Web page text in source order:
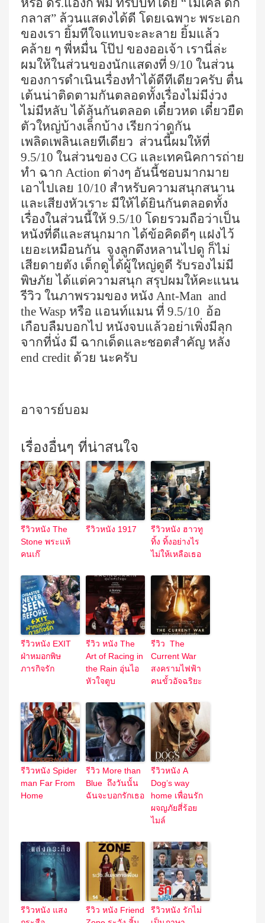
หรือ ดร.แองก์ พิม ที่รับบทโดย “ไมเคิล ดัก
กลาส” ล้วนแสดงได้ดี โดยเฉพาะ พระเอก
ของเรา ยิ้มทีใจแทบจะละลาย ยิ้มแล้ว
คล้าย ๆ พี่หมื่น โป๊ป ของออเจ้า เรานี่ล่ะ
ผมให้ในส่วนของนักแสดงที่ 9/10 ในส่วน
ของการดำเนินเรื่องทำได้ดีทีเดียวครับ ตื่น
เต้นน่าติดตามกันตลอดทั้งเรื่องไม่มีง่วง
ไม่มีหลับ ได้ลุ้นกันตลอด เดี๋ยวหด เดี๋ยวยืด
ตัวใหญ่บ้างเล็กบ้าง เรียกว่าดูกัน
เพลิดเพลินเลยทีเดียว ส่วนนี้ผมให้ที่
9.5/10 ในส่วนของ CG และเทคนิคการถ่าย
ทำ ฉาก Action ต่างๆ อันนี้ชอบมากมาย
เอาไปเลย 10/10 สำหรับความสนุกสนาน
และเสียงหัวเราะ มีให้ได้ยินกันตลอดทั้ง
เรื่องในส่วนนี้ให้ 9.5/10 โดยรวมถือว่าเป็น
หนังที่ดีและสนุกมาก ได้ข้อคิดดีๆ แฝงไว้
เยอะเหมือนกัน จูงลูกดึงหลานไปดู ก็ไม่
เสียดายตัง เด็กดูได้ผู้ใหญ่ดูดี รับรองไม่มี
พิษภัย ได้แต่ความสนุก สรุปผมให้คะแนน
รีวิว ในภาพรวมของ หนัง Ant-Man and
the Wasp หรือ แอนท์แมน ที่ 9.5/10 อ้อ
เกือบลืมบอกไป หนังจบแล้วอย่าเพิ่งมีลุก
จากที่นั่ง มี ฉากเด็ดและชอตสำคัญ หลัง
end credit ด้วย นะครับ
อาจารย์บอม
เรื่องอื่นๆ ที่น่าสนใจ
รีวิวหนัง The
Stone พระแท้
คนเก๊
รีวิวหนัง 1917
รีวิวหนัง ฮาวทู
ทิ้ง ทิ้งอย่างไร
ไม่ให้เหลือเธอ
รีวิวหนัง EXIT
ฝ่าหมอกพิษ
ภารกิจรัก
รีวิว หนัง The
Art of Racing in
the Rain อุ่นไอ
หัวใจตูบ
รีวิว The
Current War
สงครามไฟฟ้า
คนขั้วอัจฉริยะ
รีวิวหนัง Spider
man Far From
Home
รีวิว More than
Blue ถึงวันนั้น
ฉันจะบอกรักเธอ
รีวิวหนัง A
Dog’s way
home เพื่อนรัก
ผจญภัยสี่ร้อย
ไมล์
รีวิวหนัง แสง
รีวิว หนัง Friend
รีวิวหนัง รักไม่